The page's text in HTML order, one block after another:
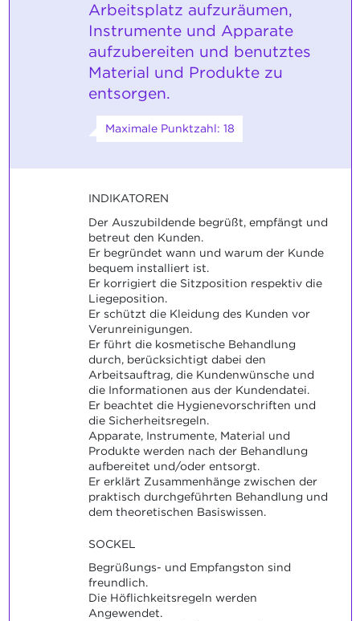
Arbeitsplatz aufzuräumen,
Instrumente und Apparate
aufzubereiten und benutztes
Material und Produkte zu
entsorgen.
Maximale Punktzahl: 18
INDIKATOREN
Der Auszubildende begrüßt, empfängt und
betreut den Kunden.
Er begründet wann und warum der Kunde
bequem installiert ist.
Er korrigiert die Sitzposition respektiv die
Liegeposition.
Er schützt die Kleidung des Kunden vor
Verunreinigungen.
Er führt die kosmetische Behandlung
durch, berücksichtigt dabei den
Arbeitsauftrag, die Kundenwünsche und
die Informationen aus der Kundendatei.
Er beachtet die Hygienevorschriften und
die Sicherheitsregeln.
Apparate, Instrumente, Material und
Produkte werden nach der Behandlung
aufbereitet und/oder entsorgt.
Er erklärt Zusammenhänge zwischen der
praktisch durchgeführten Behandlung und
dem theoretischen Basiswissen.
SOCKEL
Begrüßungs- und Empfangston sind
freundlich.
Die Höflichkeitsregeln werden
Angewendet.